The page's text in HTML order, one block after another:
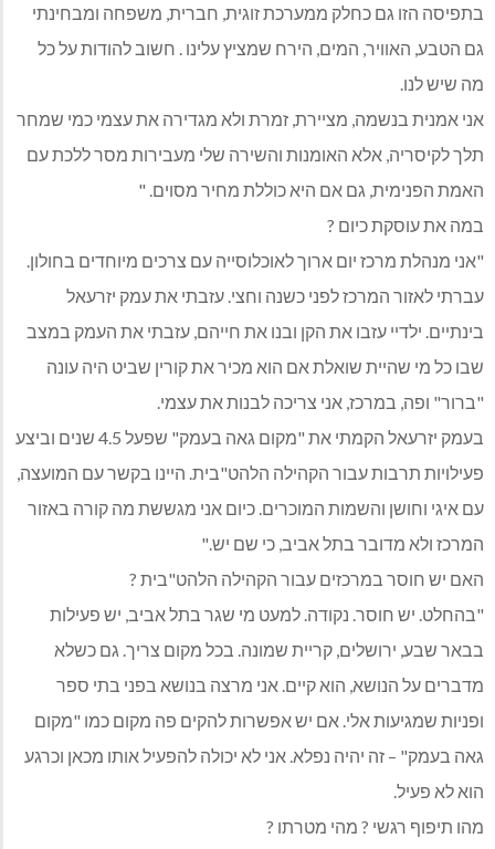
בתפיסה הזו גם כחלק ממערכת זוגית, חברית, משפחה ומבחינתי
גם הטבע, האוויר, המים, הירח שמציץ עלינו . חשוב להודות על כל
מה שיש לנו.
אני אמנית בנשמה, מציירת, זמרת ולא מגדירה את עצמי כמי שמחר
תלך לקיסריה, אלא האומנות והשירה שלי מעבירות מסר ללכת עם
האמת הפנימית, גם אם היא כוללת מחיר מסוים. "
במה את עוסקת כיום ?
"אני מנהלת מרכז יום ארוך לאוכלוסייה עם צרכים מיוחדים בחולון.
עברתי לאזור המרכז לפני כשנה וחצי. עזבתי את עמק יזרעאל
בינתיים. ילדיי עזבו את הקן ובנו את חייהם, עזבתי את העמק במצב
שבו כל מי שהיית שואלת אם הוא מכיר את קורין שביט היה עונה
"ברור" ופה, במרכז, אני צריכה לבנות את עצמי.
בעמק יזרעאל הקמתי את "מקום גאה בעמק" שפעל 4.5 שנים וביצע
פעילויות תרבות עבור הקהילה הלהט"בית. היינו בקשר עם המועצה,
עם איגי וחושן והשמות המוכרים. כיום אני מגששת מה קורה באזור
המרכז ולא מדובר בתל אביב, כי שם יש."
האם יש חוסר במרכזים עבור הקהילה הלהט"בית ?
"בהחלט. יש חוסר. נקודה. למעט מי שגר בתל אביב, יש פעילות
בבאר שבע, ירושלים, קריית שמונה. בכל מקום צריך. גם כשלא
מדברים על הנושא, הוא קיים. אני מרצה בנושא בפני בתי ספר
ופניות שמגיעות אלי. אם יש אפשרות להקים פה מקום כמו "מקום
גאה בעמק" – זה יהיה נפלא. אני לא יכולה להפעיל אותו מכאן וכרגע
הוא לא פעיל.
מהו תיפוף רגשי ? מהי מטרתו ?